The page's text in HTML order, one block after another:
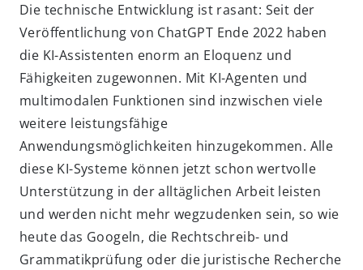
Die technische Entwicklung ist rasant: Seit der
Veröffentlichung von ChatGPT Ende 2022 haben
die KI-Assistenten enorm an Eloquenz und
Fähigkeiten zugewonnen. Mit KI-Agenten und
multimodalen Funktionen sind inzwischen viele
weitere leistungsfähige
Anwendungsmöglichkeiten hinzugekommen. Alle
diese KI-Systeme können jetzt schon wertvolle
Unterstützung in der alltäglichen Arbeit leisten
und werden nicht mehr wegzudenken sein, so wie
heute das Googeln, die Rechtschreib- und
Grammatikprüfung oder die juristische Recherche